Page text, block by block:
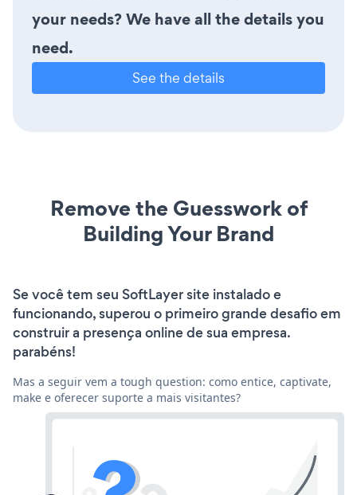
your needs? We have all the details you
need.
See the details
Remove the Guesswork of
Building Your Brand
Se você tem seu SoftLayer site instalado e
funcionando, superou o primeiro grande desafio em
construir a presença online de sua empresa.
parabéns!
Mas a seguir vem a tough question: como entice, captivate,
make e oferecer suporte a mais visitantes?